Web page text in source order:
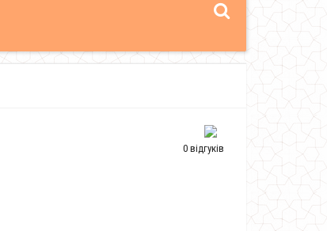
0 відгуків